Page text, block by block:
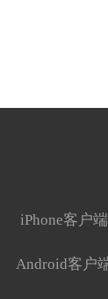
iPhone客户端
Android客户